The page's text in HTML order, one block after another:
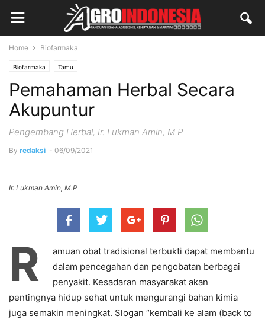
Home Biofarmaka
Biofarmaka Tamu
Pemahaman Herbal Secara
Akupuntur
Pengembang Herbal, Ir. Lukman Amin, M.P
By redaksi - 06/09/2021
Ir. Lukman Amin, M.P
R
amuan obat tradisional terbukti dapat membantu
dalam pencegahan dan pengobatan berbagai
penyakit. Kesadaran masyarakat akan
pentingnya hidup sehat untuk mengurangi bahan kimia
juga semakin meningkat. Slogan “kembali ke alam (back to